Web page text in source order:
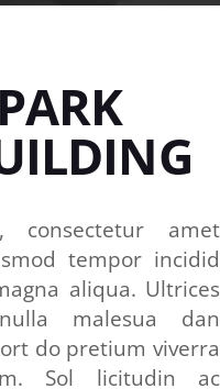
amet
tempor incidid
aliqua. Ultrices
malesua dan
do pretium viverra
Sol licitudin ac